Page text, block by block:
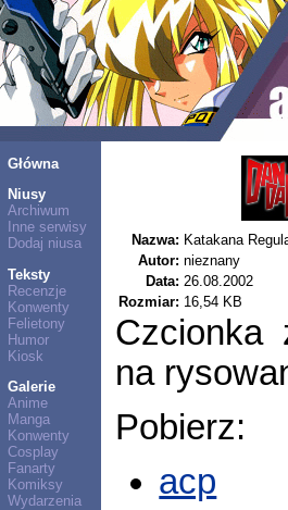
Główna
Niusy
Archiwum
Inne serwisy
Dodaj niusa
Teksty
Recenzje
Konwenty
Felietony
Humor
Kiosk
Galerie
Anime
Manga
Konwenty
Cosplay
Fanarty
Komiksy
Wydarzenia
Nazwa: Katakana
Autor: nieznany
Data: 26.08.2002
Rozmiar: 16,54 KB
Czcionka
na
Pobierz:
acp